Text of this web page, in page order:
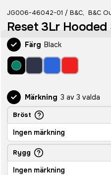
JG006-46042-01 / B&C, B&C
Reset 3Lr Hooded
Färg Black
Märkning 3 av 3 valda
Bröst
Ingen märkning
Rygg
Ingen märkning